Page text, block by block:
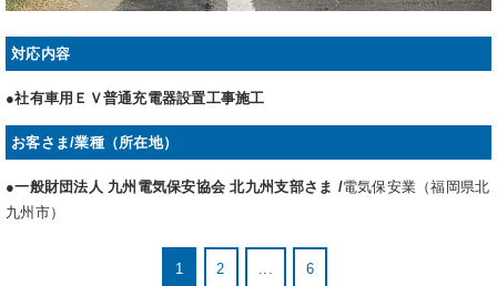
対応内容
●社有車用ＥＶ普通充電器設置工事施工
お客さま/業種（所在地）
●一般財団法人 九州電気保安協会 北九州支部さま /電気保安業（福岡県北
九州市）
1 2 6